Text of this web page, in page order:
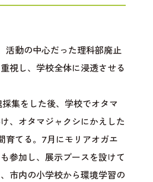
活動の中心だった理科部廃止
視し、学校全体に浸透させる
集をした後、学校でオタマ
、オタマジャクシにかえした
育てる。7月にモリアオガエ
参加し、展示ブースを設けて
市内の小学校から環境学習の